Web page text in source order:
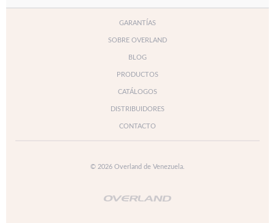
GARANTÍAS
SOBRE OVERLAND
BLOG
PRODUCTOS
CATÁLOGOS
DISTRIBUIDORES
CONTACTO
© 2026 Overland de Venezuela.